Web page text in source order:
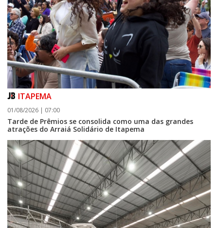
07/08/2026 | 07:00
Itapema se destaca no IDEB e conquista melhor resultado da região
ITAPEMA
01/08/2026 | 07:00
Tarde de Prêmios se consolida como uma das grandes
atrações do Arraiá Solidário de Itapema